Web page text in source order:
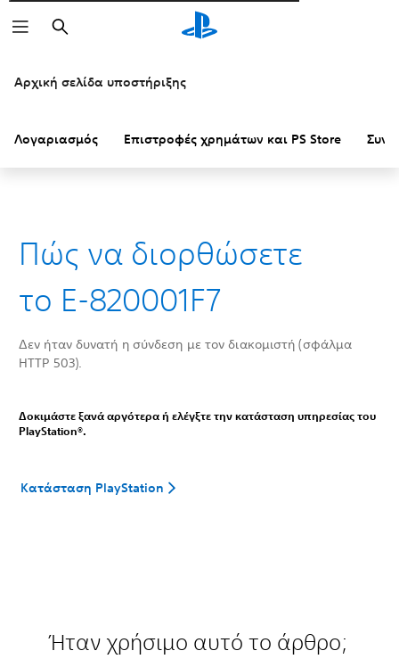
Αναζήτηση
Αρχική σελίδα υποστήριξης
Λογαριασμός Επιστροφές χρημάτων και PS Store
Πώς να διορθώσετε
το E-820001F7
Δεν ήταν δυνατή η σύνδεση με τον διακομιστή (σφάλμα
HTTP 503).
Δοκιμάστε ξανά αργότερα ή ελέγξτε την κατάσταση υπηρεσίας του
PlayStation®.
Κατάσταση PlayStation
Ήταν χρήσιμο αυτό το άρθρο;